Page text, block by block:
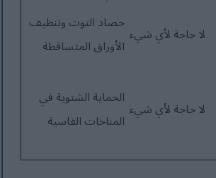
لا حاجة لأي شيء حصاد التوت وتنظيف
الأوراق المتساقطة
لا حاجة لأي شيء الحماية الشتوية في
المناخات القاسية